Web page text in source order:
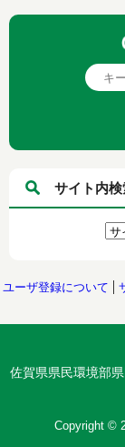
サイト内検
ユーザ登録について
佐賀県県民環境部
Copyright ©